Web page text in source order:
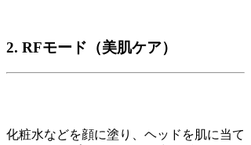
2. RFモード（美肌ケア）
化粧水などを顔に塗り、ヘッドを肌に当て